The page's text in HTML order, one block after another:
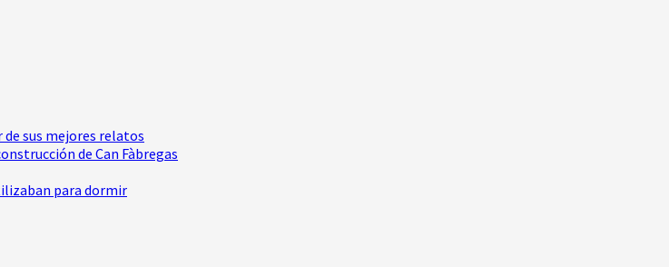
sus mejores relatos
de Can Fàbregas
para dormir